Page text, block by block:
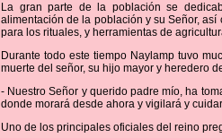
La gran parte de la población se
alimentación de la población y su Señor,
para los rituales, y herramientas de
Durante todo este tiempo Naylamp tuvo
muerte del señor, su hijo mayor y heredero
- Nuestro Señor y querido padre mío, ha
donde morará desde ahora y vigilará y
Uno de los principales oficiales del reino